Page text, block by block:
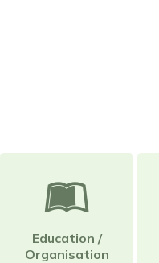
Education /
Organisation